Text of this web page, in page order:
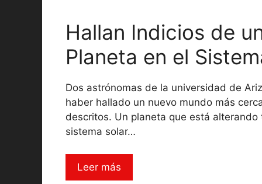
Hallan Indicios de
Planeta en el
Dos astrónomas de la universidad de
haber hallado un nuevo mundo más
descritos. Un planeta que está
sistema solar…
Leer más